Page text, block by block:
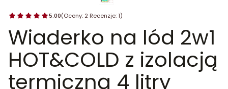
5.00(Oceny: 2 Recenzje: 1)
Wiaderko na lód 2w1
HOT&COLD z izolacją
termiczną 4 litry